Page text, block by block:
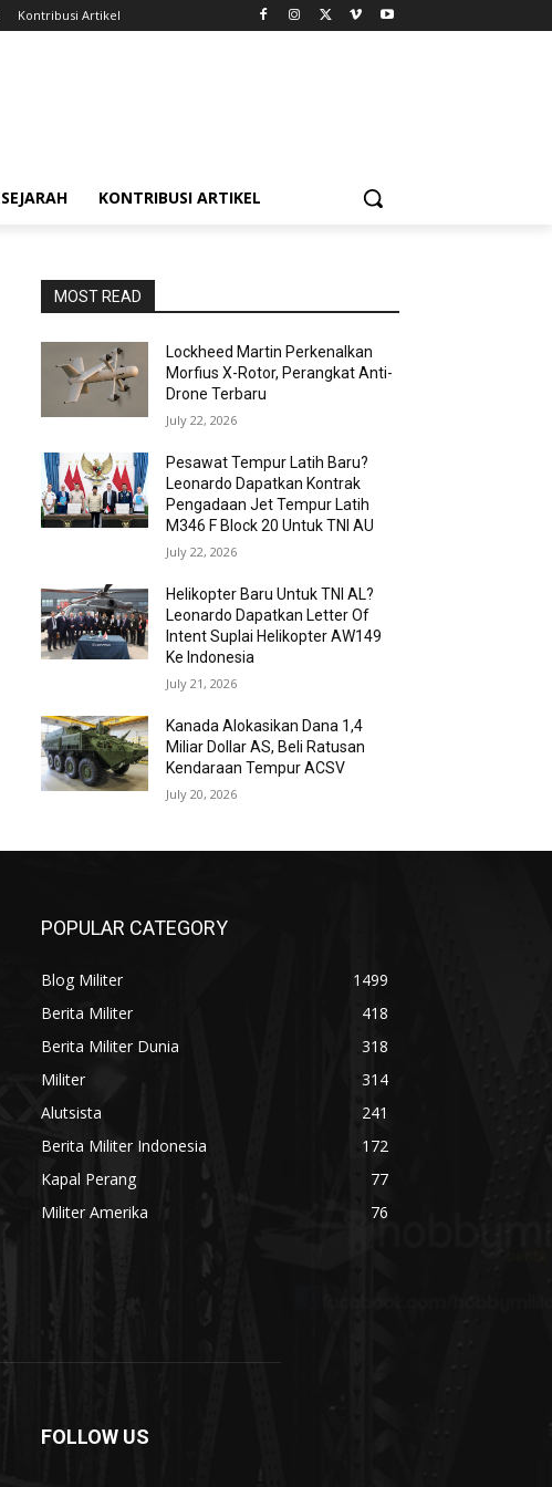
Kontribusi Artikel
SEJARAH KONTRIBUSI ARTIKEL
MOST READ
Lockheed Martin Perkenalkan
Morfius X-Rotor, Perangkat Anti-
Drone Terbaru
July 22, 2026
Pesawat Tempur Latih Baru?
Leonardo Dapatkan Kontrak
Pengadaan Jet Tempur Latih
M346 F Block 20 Untuk TNI AU
July 22, 2026
Helikopter Baru Untuk TNI AL?
Leonardo Dapatkan Letter Of
Intent Suplai Helikopter AW149
Ke Indonesia
July 21, 2026
Kanada Alokasikan Dana 1,4
Miliar Dollar AS, Beli Ratusan
Kendaraan Tempur ACSV
July 20, 2026
POPULAR CATEGORY
Blog Militer
1499
Berita Militer
418
Berita Militer Dunia
318
Militer
314
Alutsista
241
Berita Militer Indonesia
172
Kapal Perang
77
Militer Amerika
76
FOLLOW US